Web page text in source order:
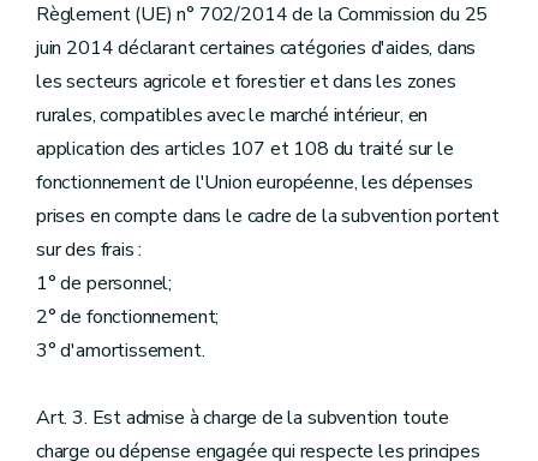
Règlement (UE) n° 702/2014 de la Commission du 25
juin 2014 déclarant certaines catégories d'aides, dans
les secteurs agricole et forestier et dans les zones
rurales, compatibles avec le marché intérieur, en
application des articles 107 et 108 du traité sur le
fonctionnement de l'Union européenne, les dépenses
prises en compte dans le cadre de la subvention portent
sur des frais :
1° de personnel;
2° de fonctionnement;
3° d'amortissement.
Art. 3. Est admise à charge de la subvention toute
charge ou dépense engagée qui respecte les principes